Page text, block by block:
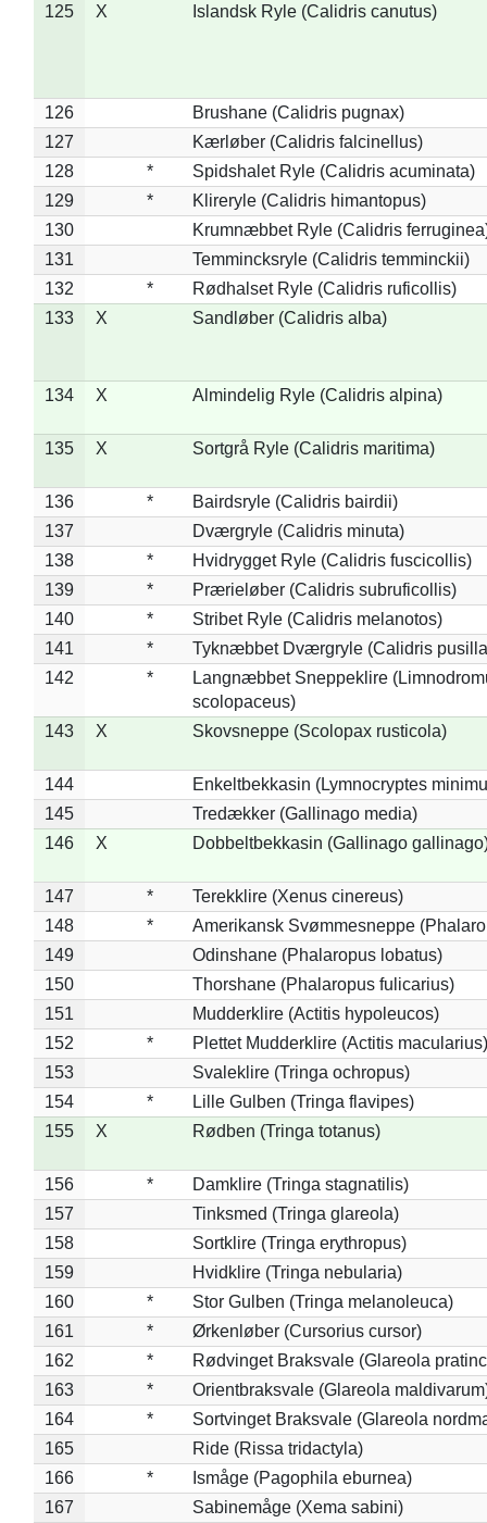
125 X Islandsk Ryle (Calidris canutus)
126
Brushane (Calidris pugnax)
127
Kærløber (Calidris falcinellus)
128
*
Spidshalet Ryle (Calidris acuminata)
129
*
Klireryle (Calidris himantopus)
130
Krumnæbbet Ryle (Calidris
131
Temmincksryle (Calidris temminckii)
132
*
Rødhalset Ryle (Calidris ruficollis)
133
X Sandløber (Calidris alba)
134 X Almindelig Ryle (Calidris alpina)
135 X Sortgrå Ryle (Calidris maritima)
136 *
Bairdsryle (Calidris bairdii)
137
Dværgryle (Calidris minuta)
138
*
Hvidrygget Ryle (Calidris fuscicollis)
139
*
Prærieløber (Calidris subruficollis)
140
*
Stribet Ryle (Calidris melanotos)
141
*
Tyknæbbet Dværgryle (Calidris
142
*
Langnæbbet Sneppeklire
scolopaceus)
143
X Skovsneppe (Scolopax rusticola)
144
Enkeltbekkasin (Lymnocryptes
145
Tredækker (Gallinago media)
146
X Dobbeltbekkasin (Gallinago
147 *
Terekklire (Xenus cinereus)
148
*
Amerikansk Svømmesneppe
149
Odinshane (Phalaropus lobatus)
150
Thorshane (Phalaropus fulicarius)
151
Mudderklire (Actitis hypoleucos)
152
*
Plettet Mudderklire (Actitis macularius)
153
Svaleklire (Tringa ochropus)
154
*
Lille Gulben (Tringa flavipes)
155
X Rødben (Tringa totanus)
156 *
Damklire (Tringa stagnatilis)
157
Tinksmed (Tringa glareola)
158
Sortklire (Tringa erythropus)
159
Hvidklire (Tringa nebularia)
160
*
Stor Gulben (Tringa melanoleuca)
161
*
Ørkenløber (Cursorius cursor)
162
*
Rødvinget Braksvale (Glareola
163
*
Orientbraksvale (Glareola
164
*
Sortvinget Braksvale (Glareola
165
Ride (Rissa tridactyla)
166
*
Ismåge (Pagophila eburnea)
167
Sabinemåge (Xema sabini)